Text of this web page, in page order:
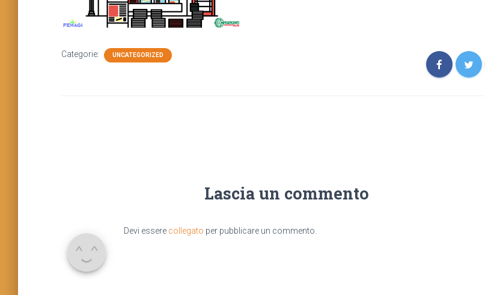
Categorie: UNCATEGORIZED
Lascia un commento
Devi essere collegato per pubblicare un commento.